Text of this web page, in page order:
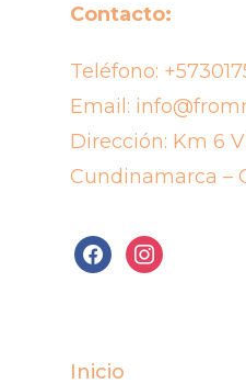
Contacto:
Teléfono:
Email:
Dirección: Km 6
Cundinamarca –
facebookinstagram
Inicio